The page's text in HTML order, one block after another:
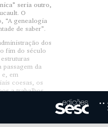
seria outro,
O
“A genealogia
de saber”.
dos
fim do século
da
e, em
coesas, os
a trabalhos,
controlam,
poder não só é
a explosão